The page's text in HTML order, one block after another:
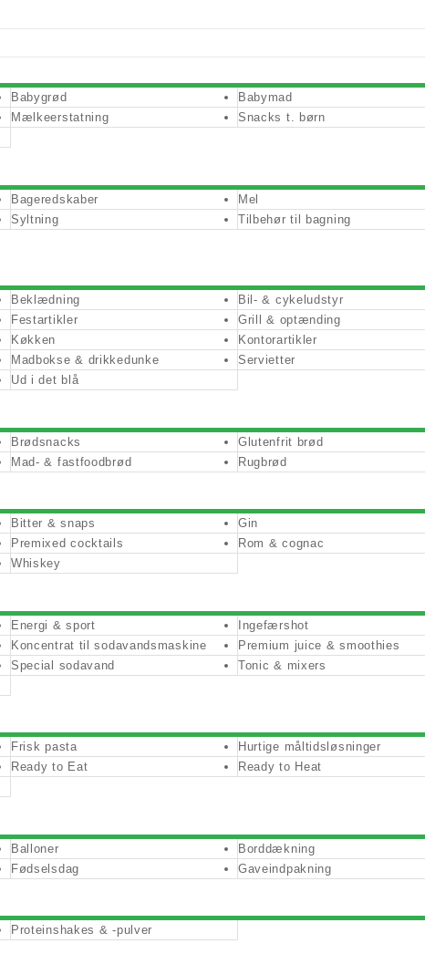
Babygrød Babymad
Mælkeerstatning Snacks t. børn
Bageredskaber Mel
Syltning Tilbehør til bagning
Beklædning Bil- & cykeludstyr
Festartikler Grill & optænding
Køkken Kontorartikler
Madbokse & drikkedunke Servietter
Ud i det blå
Brødsnacks Glutenfrit brød
Mad- & fastfoodbrød Rugbrød
Bitter & snaps Gin
Premixed cocktails Rom & cognac
Whiskey
Energi & sport Ingefærshot
Koncentrat til sodavandsmaskine Premium juice & smoothies
Special sodavand Tonic & mixers
Frisk pasta Hurtige måltidsløsninger
Ready to Eat Ready to Heat
Balloner Borddækning
Fødselsdag Gaveindpakning
Proteinshakes & -pulver